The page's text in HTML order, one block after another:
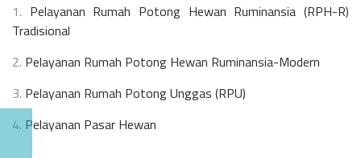
1. Pelayanan Rumah Potong Hewan Ruminansia (RPH-R)
Tradisional
2. Pelayanan Rumah Potong Hewan Ruminansia-Modern
3. Pelayanan Rumah Potong Unggas (RPU)
4. Pelayanan Pasar Hewan